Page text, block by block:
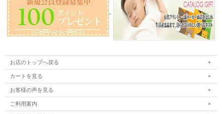
お店のトップへ戻る
カートを見る
お客様の声を見る
ご利用案内